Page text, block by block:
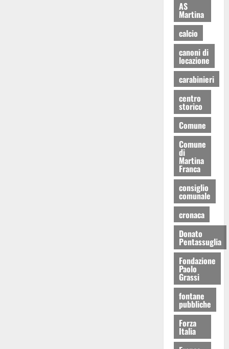
AS
Martina
calcio
canoni di
locazione
carabinieri
centro
storico
Comune
Comune
di
Martina
Franca
consiglio
comunale
cronaca
Donato
Pentassuglia
Fondazione
Paolo
Grassi
fontane
pubbliche
Forza
Italia